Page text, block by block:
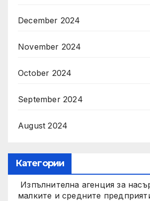
December 2024
November 2024
October 2024
September 2024
August 2024
Категории
Изпълнителна агенция за
малките и средните